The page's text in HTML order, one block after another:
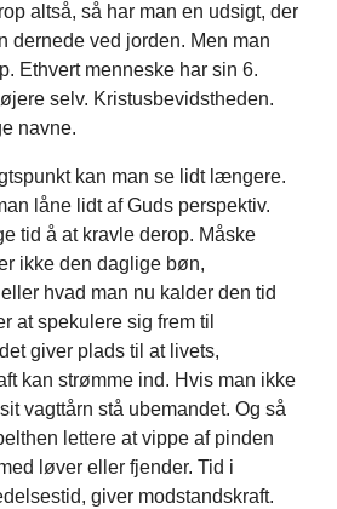
altså, så har man en udsigt, der
dernede ved jorden. Men man
Ethvert menneske har sin 6.
selv. Kristusbevidstheden.
navne.
kan man se lidt længere.
låne lidt af Guds perspektiv.
tid å at kravle derop. Måske
ikke den daglige bøn,
hvad man nu kalder den tid
at spekulere sig frem til
giver plads til at livets,
kan strømme ind. Hvis man ikke
vagttårn stå ubemandet. Og så
lettere at vippe af pinden
løver eller fjender. Tid i
giver modstandskraft.